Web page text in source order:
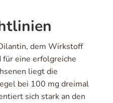
dem Wirkstoff
eine erfolgreiche
liegt die
bei 100 mg dreimal
sich stark an den